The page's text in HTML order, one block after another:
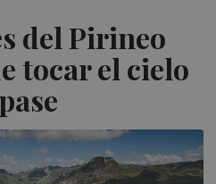
del Pirineo
tocar el cielo